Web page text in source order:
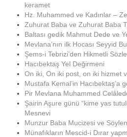
keramet
Hz. Muhammed ve Kadınlar –
Zuhurat Baba ve Zuhurat Baba
Baltası gedik Mahmut Dede ve
Mevlana’nın ilk Hocası Seyyid
Şems-i Tebrizi’den Hikmetli
Hacıbektaş Yel Değirmeni
On iki, On iki post, on iki hizmet
Mustafa Kemal’in Hacıbektaş’a
Pir Mevlana Muhammed
Şairin Aşure günü “kime yas
Mesnevi
Munzur Baba Mucizesi ve
Münafıkların Mescid-i Dırar